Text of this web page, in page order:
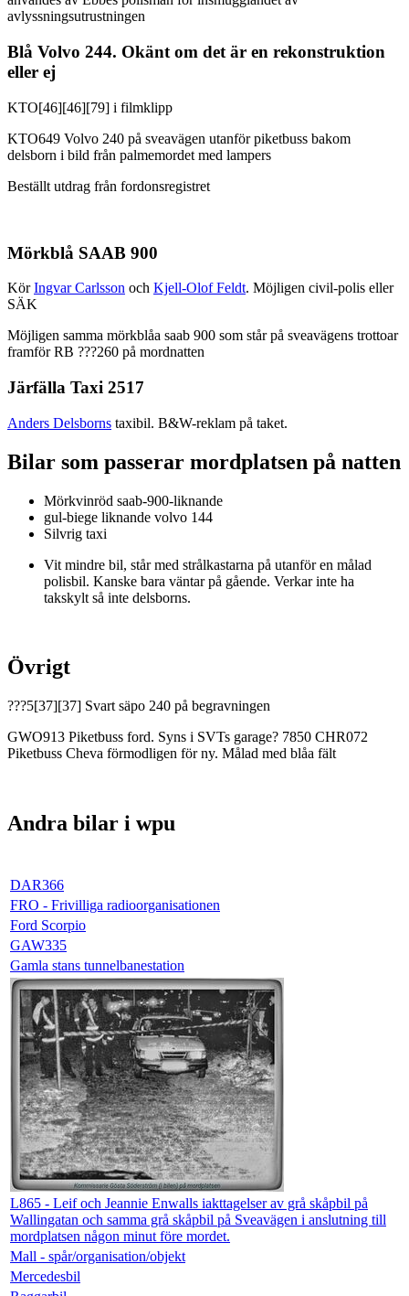
avlyssningsutrustningen
Blå Volvo 244. Okänt om det är en rekonstruktion
eller ej
KTO[46][46][79] i filmklipp
KTO649 Volvo 240 på sveavägen utanför piketbuss bakom
delsborn i bild från palmemordet med lampers
Beställt utdrag från fordonsregistret
Mörkblå SAAB 900
KörIngvar Carlsson och Kjell-Olof Feldt. Möjligen civil-polis eller
SÄK
Möjligen samma mörkblåa saab 900 som står på sveavägens trottoar
framför RB ???260 på mordnatten
Järfälla Taxi 2517
Anders Delsborns taxibil. B&W-reklam på taket.
Bilar som passerar mordplatsen på natten
Mörkvinröd saab-900-liknande
gul-biege liknande volvo 144
Silvrig taxi
Vit mindre bil, står med strålkastarna på utanför en målad
polisbil. Kanske bara väntar på gående. Verkar inte ha
takskylt så inte delsborns.
Övrigt
???5[37][37] Svart säpo 240 på begravningen
GWO913 Piketbuss ford. Syns i SVTs garage? 7850 CHR072
Piketbuss Cheva förmodligen för ny. Målad med blåa fält
Andra bilar i wpu
DAR366
FRO - Frivilliga radioorganisationen
Ford Scorpio
GAW335
Gamla stans tunnelbanestation
L865 - Leif och Jeannie Enwalls iakttagelser av grå skåpbil på
Wallingatan och samma grå skåpbil på Sveavägen i anslutning till
mordplatsen någon minut före mordet.
Mall - spår/organisation/objekt
Mercedesbil